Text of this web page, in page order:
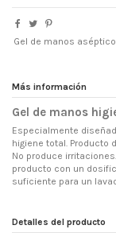
Gel de manos
Más información
Gel de manos
Especialmente
higiene total. Producto
No produce
producto con un
suficiente para un
Detalles del producto